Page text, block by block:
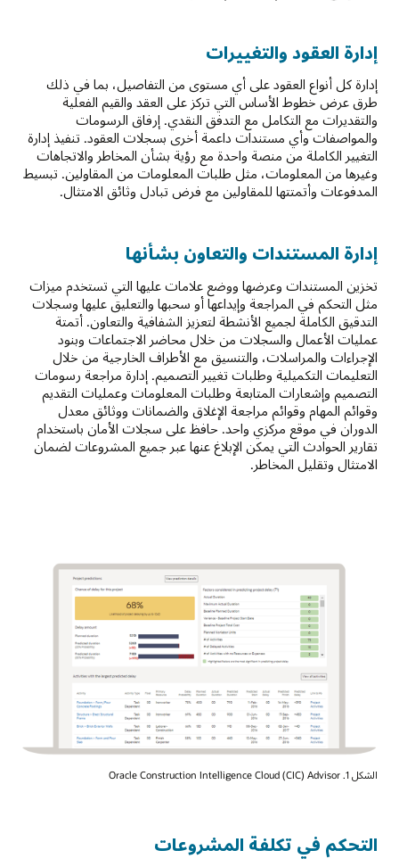
إدارة العقود والتغييرات
إدارة كل أنواع العقود على أي مستوى من التفاصيل، بما في ذلك
طرق عرض خطوط الأساس التي تركز على العقد والقيم الفعلية
والتقديرات مع التكامل مع التدفق النقدي. إرفاق الرسومات
والمواصفات وأي مستندات داعمة أخرى بسجلات العقود. تنفيذ إدارة
التغيير الكاملة من منصة واحدة مع رؤية بشأن المخاطر والاتجاهات
وغيرها من المعلومات، مثل طلبات المعلومات من المقاولين. تبسيط
المدفوعات وأتمتتها للمقاولين مع فرض تبادل وثائق الامتثال.
إدارة المستندات والتعاون بشأنها
تخزين المستندات وعرضها ووضع علامات عليها التي تستخدم ميزات
مثل التحكم في المراجعة وإيداعها أو سحبها والتعليق عليها وسجلات
التدقيق الكاملة لجميع الأنشطة لتعزيز الشفافية والتعاون. أتمتة
عمليات الأعمال والسجلات من خلال محاضر الاجتماعات وبنود
الإجراءات والمراسلات، والتنسيق مع الأطراف الخارجية من خلال
التعليمات التكميلية وطلبات تغيير التصميم. إدارة مراجعة رسومات
التصميم وإشعارات المتابعة وطلبات المعلومات وعمليات التقديم
وقوائم المهام وقوائم مراجعة الإغلاق والضمانات ووثائق معدل
الدوران في موقع مركزي واحد. حافظ على سجلات الأمان باستخدام
تقارير الحوادث التي يمكن الإبلاغ عنها عبر جميع المشروعات لضمان
الامتثال وتقليل المخاطر.
الشكل 1. Oracle Construction Intelligence Cloud (CIC) Advisor
التحكم في تكلفة المشروعات